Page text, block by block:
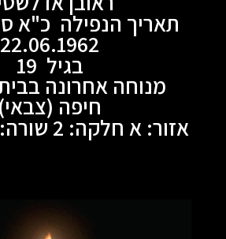
תאריך הנפילה כ"א
22.06.1962
בגיל 19
מנוחה אחרונה
חיפה (צבאי)
אזור: א חלקה: 2 שורה: 11 קבר : 1